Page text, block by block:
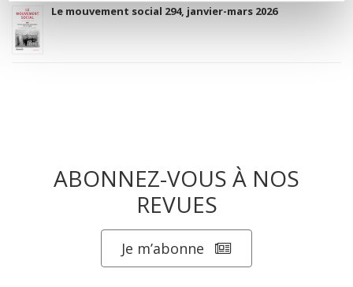
Le mouvement social 294, janvier-mars 2026
ABONNEZ-VOUS À NOS
REVUES
Je m’abonne